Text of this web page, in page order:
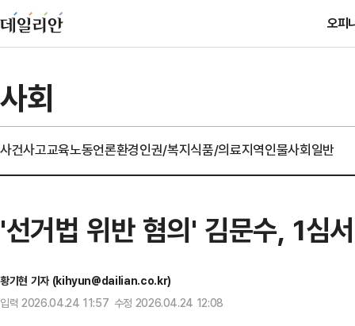
오피
사회
사건사고교육노동언론환경인권/복지식품/의료지역인물사회일반
'선거법 위반 혐의' 김문수, 1심
황기현 기자 (kihyun@dailian.co.kr)
입력 2026.04.24 11:57 수정 2026.04.24 12:08